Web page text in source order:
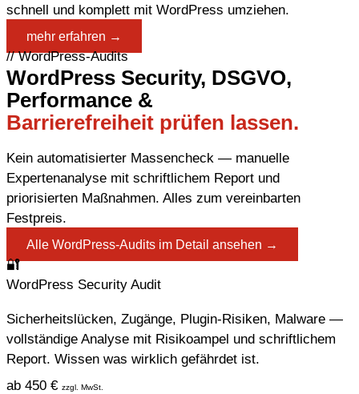
schnell und komplett mit WordPress umziehen.
mehr erfahren →
// WordPress-Audits
WordPress Security, DSGVO,
Performance &
Barrierefreiheit prüfen lassen.
Kein automatisierter Massencheck — manuelle
Expertenanalyse mit schriftlichem Report und
priorisierten Maßnahmen. Alles zum vereinbarten
Festpreis.
Alle WordPress-Audits im Detail ansehen →
🔐
WordPress Security Audit
Sicherheitslücken, Zugänge, Plugin-Risiken, Malware —
vollständige Analyse mit Risikoampel und schriftlichem
Report. Wissen was wirklich gefährdet ist.
ab 450 € zzgl. MwSt.